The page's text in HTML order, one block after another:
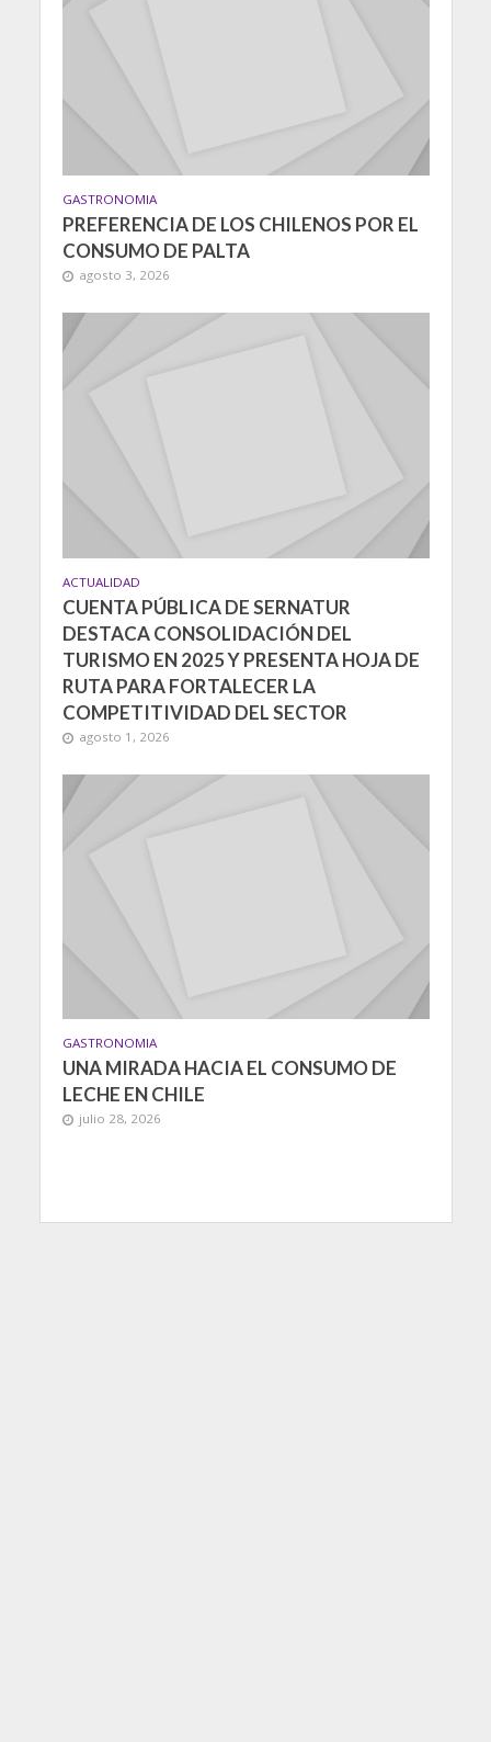
GASTRONOMIA
PREFERENCIA DE LOS CHILENOS POR EL
CONSUMO DE PALTA
agosto 3, 2026
ACTUALIDAD
CUENTA PÚBLICA DE SERNATUR
DESTACA CONSOLIDACIÓN DEL
TURISMO EN 2025 Y PRESENTA HOJA DE
RUTA PARA FORTALECER LA
COMPETITIVIDAD DEL SECTOR
agosto 1, 2026
GASTRONOMIA
UNA MIRADA HACIA EL CONSUMO DE
LECHE EN CHILE
julio 28, 2026